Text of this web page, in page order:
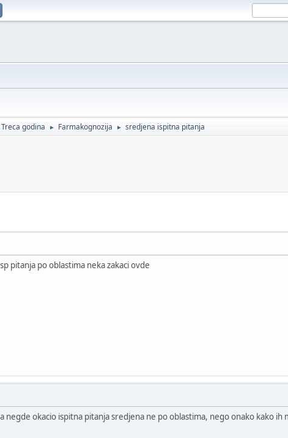
Treca godina ► Farmakognozija ► sredjena ispitna pitanja
pitanja po oblastima neka zakaci ovde
negde okacio ispitna pitanja sredjena ne po oblastima, nego onako kako